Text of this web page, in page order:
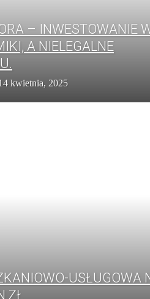
– INWESTOWANIE
A NIELEGALNE
kwietnia, 2025
USŁUGOWA
ZŁ